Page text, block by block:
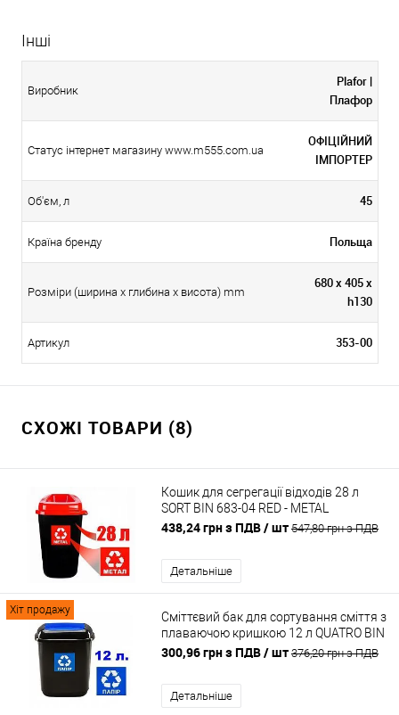
Інші
Виробник
Plafor |
Плафор
Статус інтернет магазину www.m555.com.ua
ОФІЦІЙНИЙ
ІМПОРТЕР
Об'єм, л 45
Країна бренду Польща
Розміри (ширина х глибина х висота) mm
680 x 405 x
h130
Артикул 353-00
СХОЖІ ТОВАРИ (8)
Кошик для сегрегації відходів 28 л
SORT BIN 683-04 RED - METAL
5907749946833
438,24 грн з ПДВ/ шт 547,80 грн з ПДВ
Детальніше
Хіт продажу
Сміттєвий бак для сортування сміття з
плаваючою кришкою 12 л QUATRO BIN
PAPER
300,96 грн з ПДВ/ шт 376,20 грн з ПДВ
Детальніше